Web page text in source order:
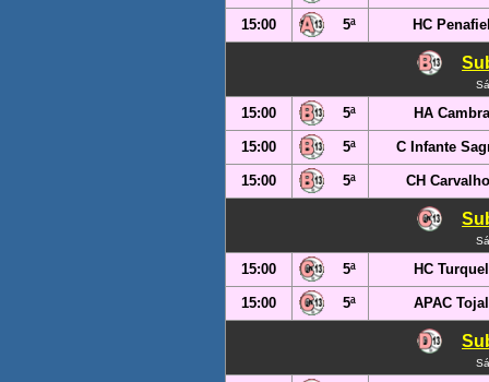
15:00 5ª HC
15:00 5ª HA Cambra
15:00 5ª C Infante
15:00 5ª CH
15:00 5ª HC Turquel
15:00 5ª APAC Tojal